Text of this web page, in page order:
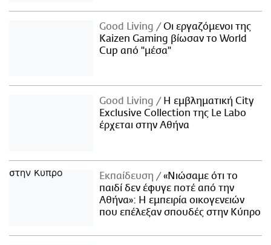
Good Living
Οι εργαζόμενοι της
Kaizen Gaming βίωσαν το World
Cup από "μέσα"
Good Living
Η εμβληματική City
Exclusive Collection της Le Labo
έρχεται στην Αθήνα
Εκπαίδευση
«Νιώσαμε ότι το
παιδί δεν έφυγε ποτέ από την
Αθήνα»: Η εμπειρία οικογενειών
που επέλεξαν σπουδές στην Κύπρο